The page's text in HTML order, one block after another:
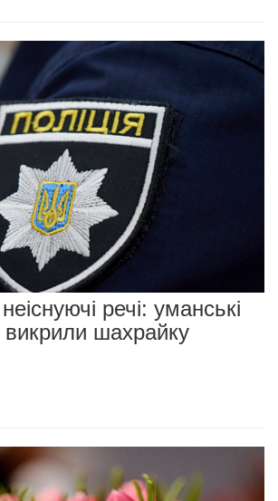
речі: уманські
викрили шахрайку